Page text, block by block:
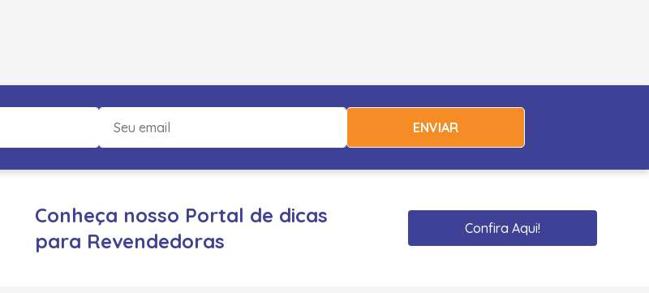
ENVIAR
Conheça nosso Portal de dicas
para Revendedoras
Confira Aqui!